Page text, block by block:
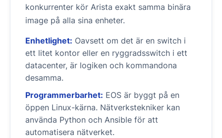
konkurrenter kör Arista exakt samma binära
image på alla sina enheter.
Enhetlighet: Oavsett om det är en switch i
ett litet kontor eller en ryggradsswitch i ett
datacenter, är logiken och kommandona
desamma.
Programmerbarhet: EOS är byggt på en
öppen Linux-kärna. Nätverkstekniker kan
använda Python och Ansible för att
automatisera nätverket.